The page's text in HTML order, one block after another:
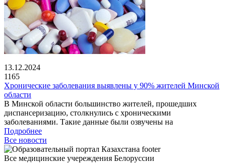
13.12.2024
1165
Хронические заболевания выявлены у 90% жителей Минской
области
В Минской области большинство жителей, прошедших
диспансеризацию, столкнулись с хроническими
заболеваниями. Такие данные были озвучены на
Подробнее
Все новости
Все медицинские учереждения Белоруссии